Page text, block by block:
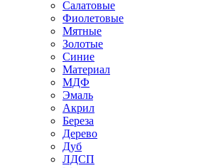
Салатовые
Фиолетовые
Мятные
Золотые
Синие
Материал
МДФ
Эмаль
Акрил
Береза
Дерево
Дуб
ЛДСП